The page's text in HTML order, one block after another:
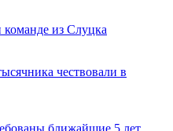
из Слуцка
чествовали в
ближайшие 5 лет